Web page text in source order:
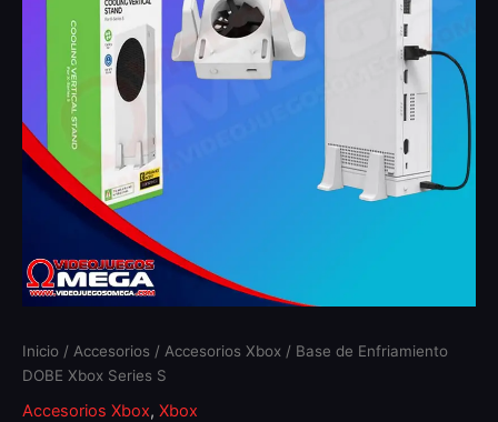
Inicio / Accesorios / Accesorios Xbox / Base de Enfriamiento
DOBE Xbox Series S
Accesorios Xbox, Xbox
cantidad